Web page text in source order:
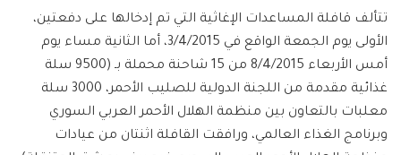
تتألف قافلة المساعدات الإغاثية التي تم إدخالها على دفعتين،
الأولى يوم الجمعة الواقع في 3/4/2015، أما الثانية مساء يوم
أمس الأربعاء 8/4/2015 من 15 شاحنة محملة بـ (9500 سلة
غذائية مقدمة من اللجنة الدولية للصليب الأحمر، 3000 سلة
معلبات بالتعاون بين منظمة الهلال الأحمر العربي السوري
وبرنامج الغذاء العالمي، ورافقت القافلة اثنتان من عيادات